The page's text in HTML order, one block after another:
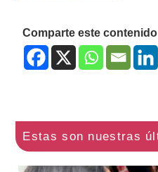
Comparte este contenido